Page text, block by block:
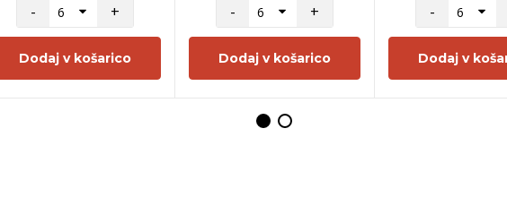
-
+
Dodaj v košarico
-
+
Dodaj v košarico
-
Dodaj v